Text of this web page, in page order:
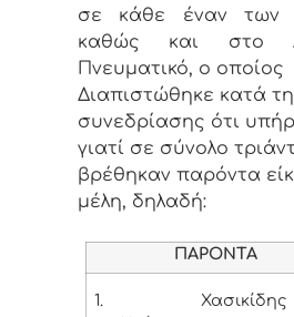
σε κάθε έναν των
καθώς και στο
Πνευματικό, ο
Διαπιστώθηκε κατά
συνεδρίασης ότι
γιατί σε σύνολο
βρέθηκαν παρόντα
μέλη, δηλαδή:
ΠΑΡΟΝΤΑ
1.
Χασικίδης